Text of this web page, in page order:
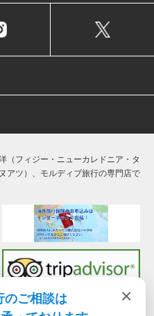
（フィジー・ニューカレドニア・タ
アツ）、モルディブ旅行の専門店で
×
のご相談は